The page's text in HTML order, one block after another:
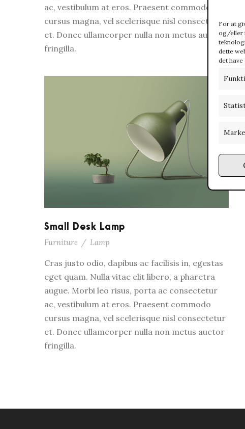
For at
og/eller
dette
det have
ac, vestibulum at eros. Praesent commodo
cursus magna, vel scelerisque nisl consectetur
et. Donec ullamcorper nulla non metus auctor
fringilla.
Small Desk Lamp
Furniture / Lamp
Cras justo odio, dapibus ac facilisis in, egestas
eget quam. Nulla vitae elit libero, a pharetra
augue. Morbi leo risus, porta ac consectetur
ac, vestibulum at eros. Praesent commodo
cursus magna, vel scelerisque nisl consectetur
et. Donec ullamcorper nulla non metus auctor
fringilla.